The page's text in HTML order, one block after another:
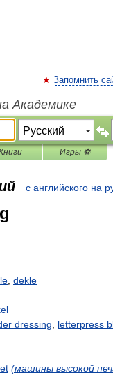
Запомнить
Академике
Игры ⚽
с английского на
dekle
dressing letterpress
(машины высокой